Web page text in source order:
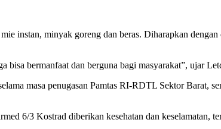
instan, minyak goreng dan beras. Diharapkan
bisa bermanfaat dan berguna bagi masyarakat”, ujar
masa penugasan Pamtas RI-RDTL Sektor Barat,
6/3 Kostrad diberikan kesehatan dan keselamatan,